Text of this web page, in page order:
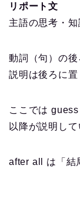
リポート文
主語の思考・
動詞（句）の
説明は後ろに
ここでは
以降が説明して
after all は「結